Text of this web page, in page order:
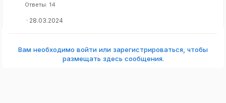
Ответы 14
28.03.2024
Вам необходимо войти или зарегистрироваться, чтобы
размещать здесь сообщения.